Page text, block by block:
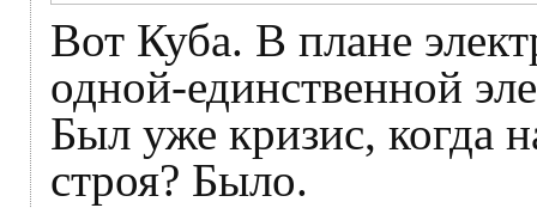
Вот Куба. В плане
одной-единственной
Был уже кризис, когда
строя? Было.